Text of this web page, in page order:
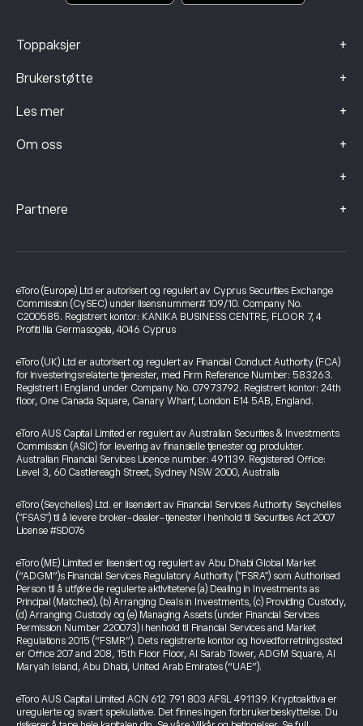
Toppaksjer +
Brukerstøtte +
Les mer +
Om oss +
+
Partnere +
eToro (Europe) Ltd er autorisert og regulert av Cyprus Securities Exchange
Commission (CySEC) under lisensnummer# 109/10. Company No.
C200585. Registrert kontor: KANIKA BUSINESS CENTRE, FLOOR 7, 4
Profiti Ilia Germasogeia, 4046 Cyprus
eToro (UK) Ltd er autorisert og regulert av Financial Conduct Authority (FCA)
for investeringsrelaterte tjenester, med Firm Reference Number: 583263.
Registrert i England under Company No. 07973792. Registrert kontor: 24th
floor, One Canada Square, Canary Wharf, London E14 5AB, England.
eToro AUS Capital Limited er regulert av Australian Securities & Investments
Commission (ASIC) for levering av finansielle tjenester og produkter.
Australian Financial Services Licence number: 491139. Registered Office:
Level 3, 60 Castlereagh Street, Sydney NSW 2000, Australia
eToro (Seychelles) Ltd. er lisensiert av Financial Services Authority Seychelles
("FSAS") til å levere broker-dealer-tjenester i henhold til Securities Act 2007
License #SD076
eToro (ME) Limited er lisensiert og regulert av Abu Dhabi Global Market
(“ADGM”)s Financial Services Regulatory Authority ("FSRA") som Authorised
Person til å utføre de regulerte aktivitetene (a) Dealing in Investments as
Principal (Matched), (b) Arranging Deals in Investments, (c) Providing Custody,
(d) Arranging Custody og (e) Managing Assets (under Financial Services
Permission Number 220073) i henhold til Financial Services and Market
Regulations 2015 (“FSMR”). Dets registrerte kontor og hovedforretningssted
er Office 207 and 208, 15th Floor Floor, Al Sarab Tower, ADGM Square, Al
Maryah Island, Abu Dhabi, United Arab Emirates (“UAE”).
eToro AUS Capital Limited ACN 612 791 803 AFSL 491139. Kryptoaktiva er
uregulerte og svært spekulative. Det finnes ingen forbrukerbeskyttelse. Du